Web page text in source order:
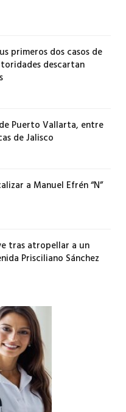
primeros dos casos de
descartan
Puerto Vallarta, entre
de Jalisco
a Manuel Efrén “N”
tras atropellar a un
Prisciliano Sánchez